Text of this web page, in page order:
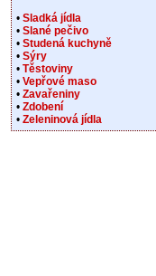
• Sladká jídla
• Slané pečivo
• Studená kuchyně
• Sýry
• Těstoviny
• Vepřové maso
• Zavařeniny
• Zdobení
• Zeleninová jídla